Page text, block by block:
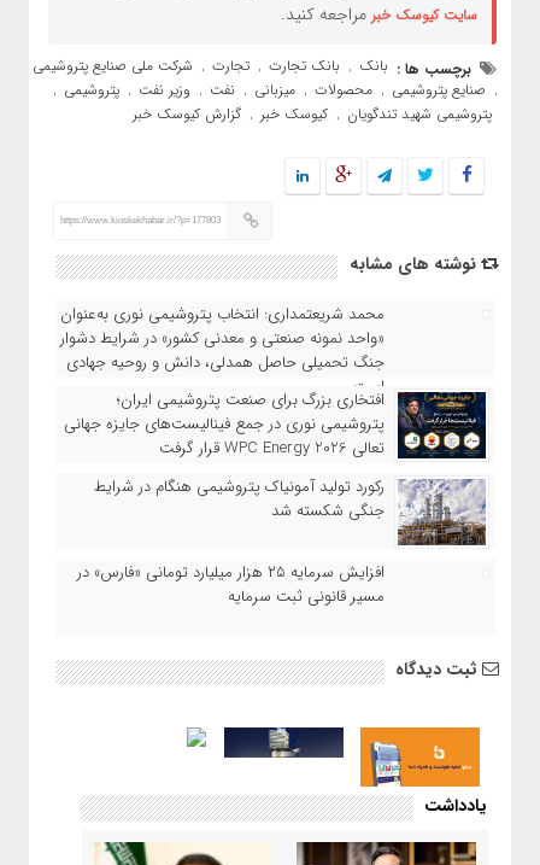
سایت کیوسک خبر مراجعه کنید.
برچسب ها : بانک , بانک تجارت , تجارت , شرکت ملی صنایع پتروشیمی
, صنایع پتروشیمی , محصولات , میزبانی , نفت , وزیر نفت , پتروشیمی ,
پتروشیمی شهید تندگویان , کیوسک خبر , گزارش کیوسک خبر
https://www.kioskekhabar.ir/?p=177803
نوشته های مشابه
محمد شریعتمداری: انتخاب پتروشیمی نوری به‌عنوان
«واحد نمونه صنعتی و معدنی کشور» در شرایط دشوار
جنگ تحمیلی حاصل همدلی، دانش و روحیه جهادی
است
افتخاری بزرگ برای صنعت پتروشیمی ایران؛
پتروشیمی نوری در جمع فینالیست‌های جایزه جهانی
تعالی WPC Energy 2026 قرار گرفت
رکورد تولید آمونیاک پتروشیمی هنگام در شرایط
جنگی شکسته شد
افزایش سرمایه ۲۵ هزار میلیارد تومانی «فارس» در
مسیر قانونی ثبت سرمایه
ثبت دیدگاه
یادداشت